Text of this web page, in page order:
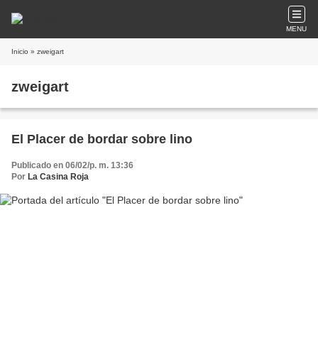
MENU
Inicio » zweigart
zweigart
El Placer de bordar sobre lino
Publicado en 06/02/p. m. 13:36
Por La Casina Roja